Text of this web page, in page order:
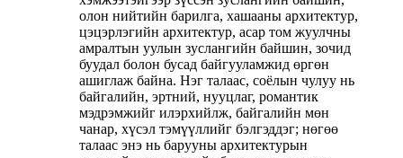
олон нийтийн барилга, хашааны архитектур,
цэцэрлэгийн архитектур, асар том жуулчны
амралтын уулын зуслангийн байшин, зочид
буудал болон бусад байгууламжид өргөн
ашиглаж байна. Нэг талаас, соёлын чулуу нь
байгалийн, эртний, нууцлаг, романтик
мэдрэмжийг илэрхийлж, байгалийн мөн
чанар, хүсэл тэмүүллийг бэлгэддэг; нөгөө
талаас энэ нь барууны архитектурын